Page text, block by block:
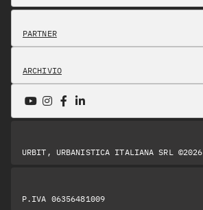
PARTNER
ARCHIVIO
URBIT, URBANISTICA ITALIANA SRL ©2026
P.IVA 06356481009